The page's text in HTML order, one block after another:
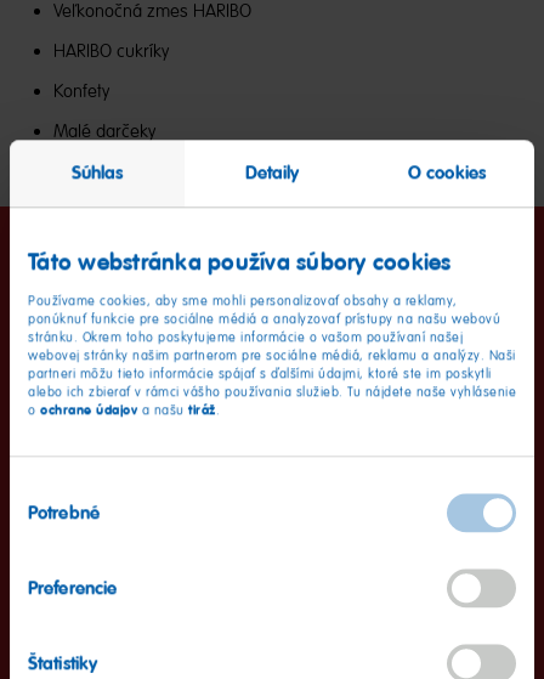
Súhlas Detaily O cookies
Táto webstránka používa súbory cookies
Používame cookies, aby sme mohli personalizovať obsahy a reklamy,
ponúknuť funkcie pre sociálne médiá a analyzovať prístupy na našu webovú
stránku. Okrem toho poskytujeme informácie o vašom používaní našej
webovej stránky našim partnerom pre sociálne médiá, reklamu a analýzy. Naši
partneri môžu tieto informácie spájať s ďalšími údajmi, ktoré ste im poskytli
alebo ich zbierať v rámci vášho používania služieb. Tu nájdete naše vyhlásenie
o ochrane údajov a našu tiráž.
súhlasu
Potrebné
Preferencie
Štatistiky
Veľkonočná zmes HARIBO
HARIBO cukríky
Konfety
Malé darčeky
Ako na to
1. Pripravte si
baliaceho papiera. Konce nechajte na oboch
koniec uzavrite saténovou stuhou - najlepšie s